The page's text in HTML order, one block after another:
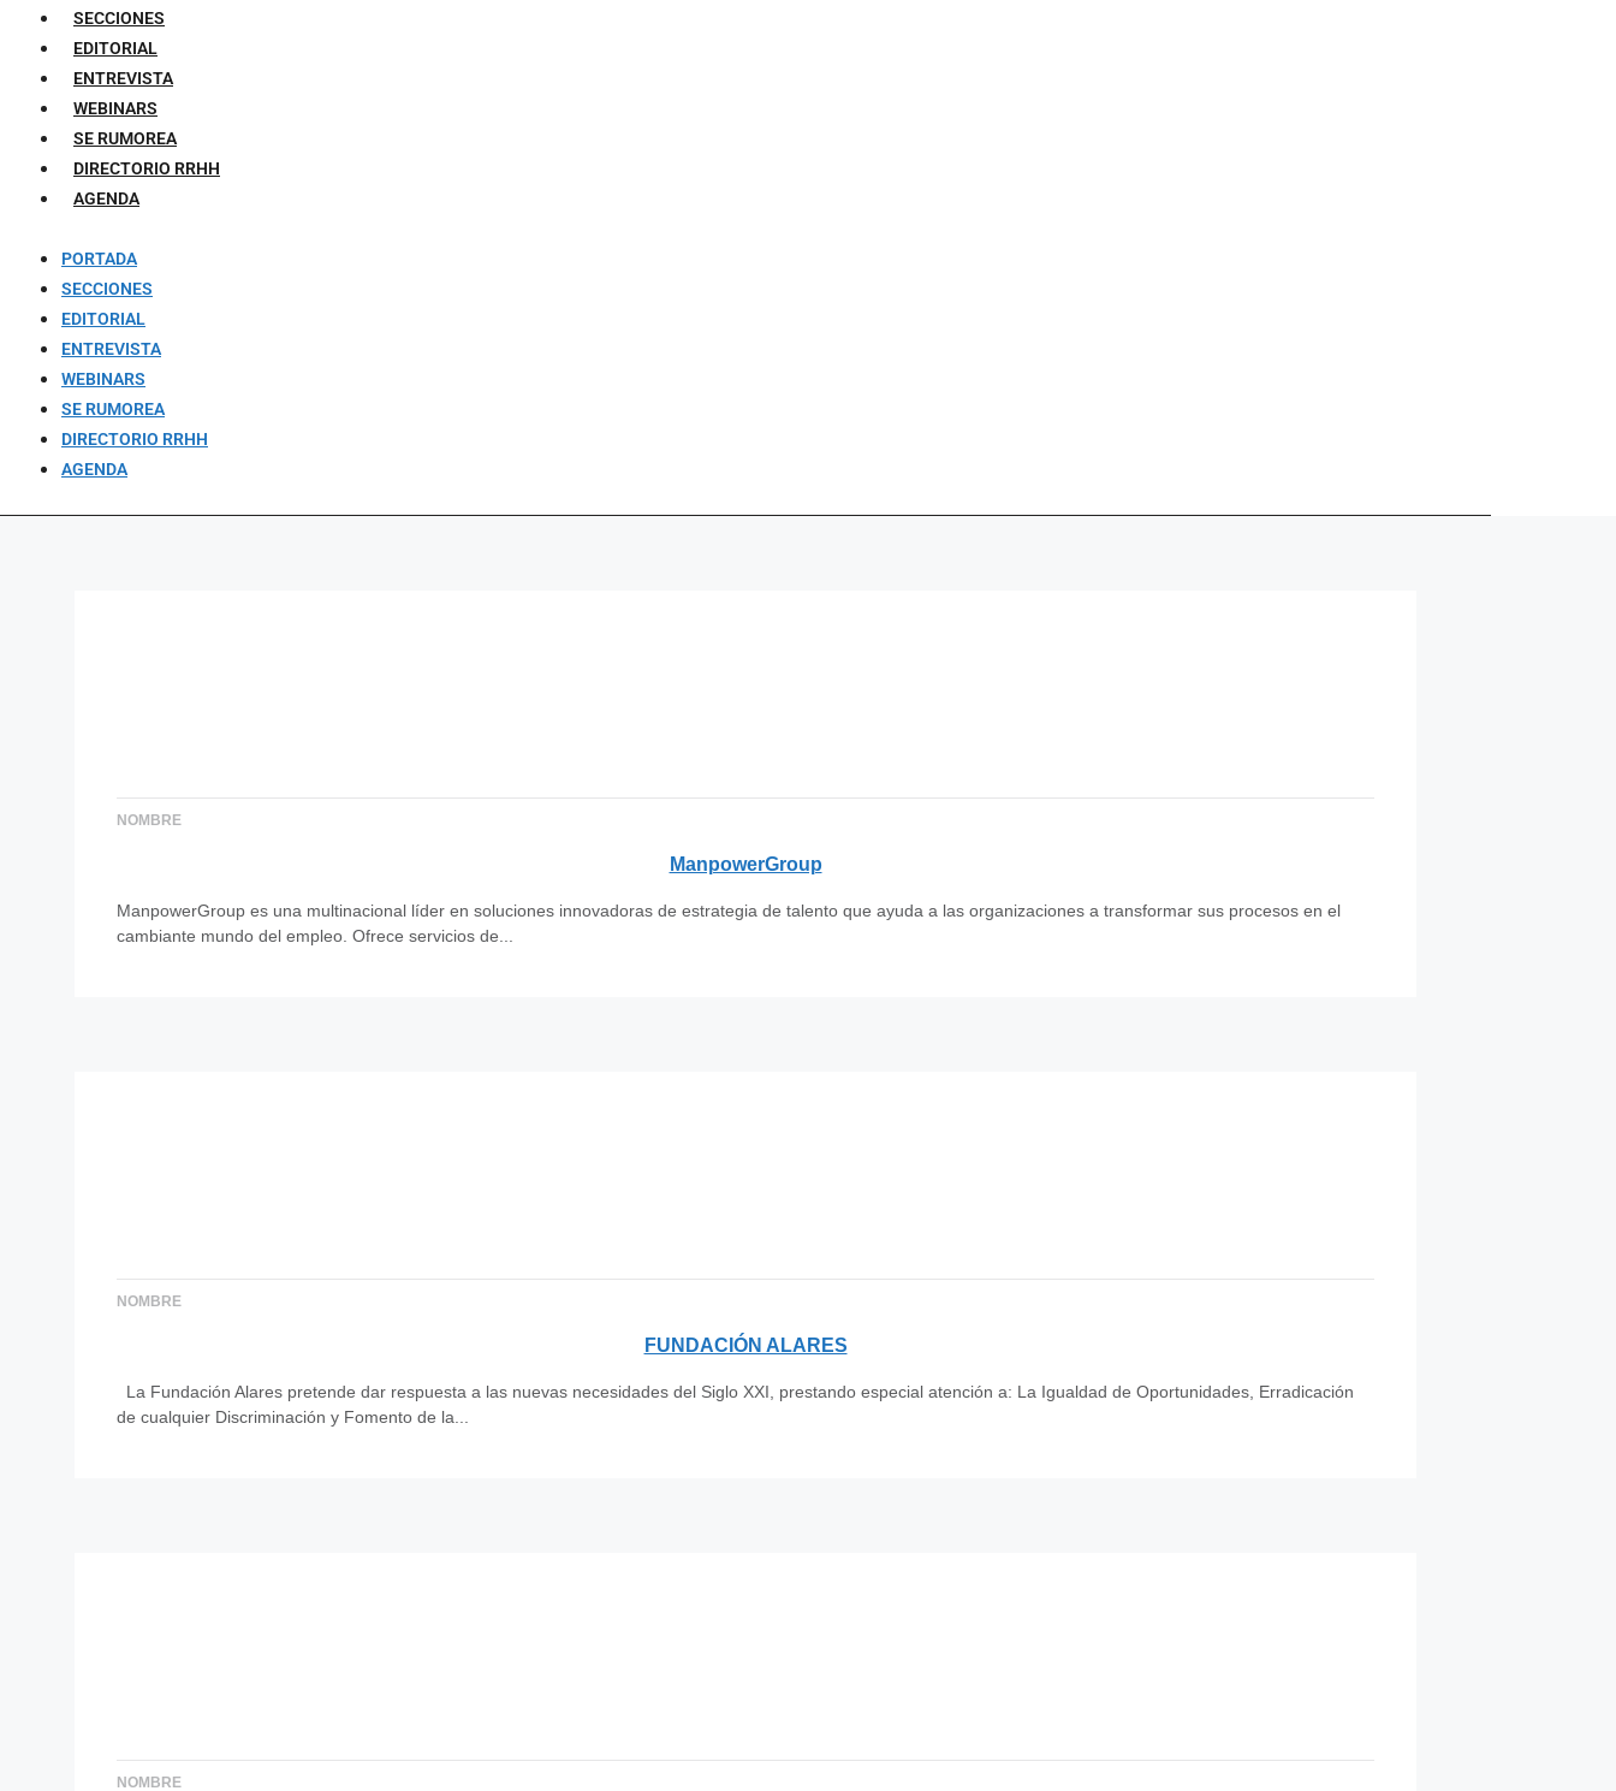
SECCIONES
EDITORIAL
ENTREVISTA
WEBINARS
SE RUMOREA
DIRECTORIO RRHH
AGENDA
PORTADA
SECCIONES
EDITORIAL
ENTREVISTA
WEBINARS
SE RUMOREA
DIRECTORIO RRHH
AGENDA
NOMBRE
ManpowerGroup
ManpowerGroup es una multinacional líder en soluciones innovadoras de estrategia de talento que ayuda a las organizaciones a transformar sus procesos en el
cambiante mundo del empleo. Ofrece servicios de...
NOMBRE
FUNDACIÓN ALARES
La Fundación Alares pretende dar respuesta a las nuevas necesidades del Siglo XXI, prestando especial atención a: La Igualdad de Oportunidades, Erradicación
de cualquier Discriminación y Fomento de la...
NOMBRE